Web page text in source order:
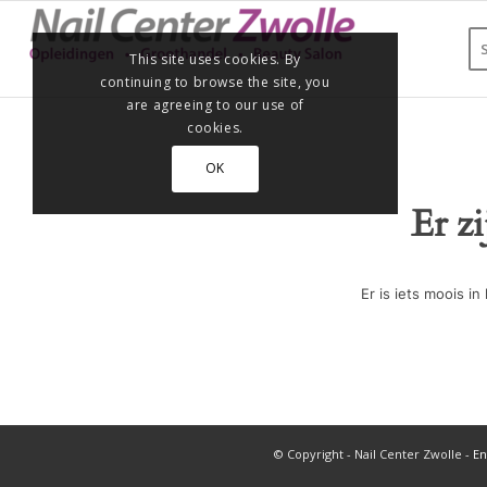
Er
Er is iets moois
© Copyright - Nail Center Zwolle -
This site uses cookies. By
continuing to browse the site, you
are agreeing to our use of
cookies.
OK